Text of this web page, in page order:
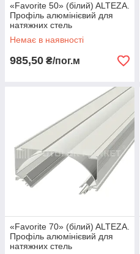
«Favorite 50» (білий) ALTEZA.
Профіль алюмінієвий для
натяжних стель
Немає в наявності
985,50 ₴/пог.м
«Favorite 70» (білий) ALTEZA.
Профіль алюмінієвий для
натяжних стель